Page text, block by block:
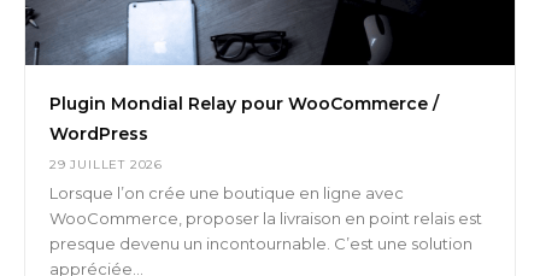
Plugin Mondial Relay pour WooCommerce /
WordPress
29 JUILLET 2026
Lorsque l’on crée une boutique en ligne avec
WooCommerce, proposer la livraison en point relais est
presque devenu un incontournable. C’est une solution
appréciée...